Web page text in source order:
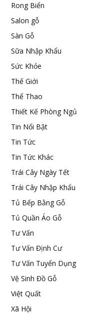
Rong Biển
Salon gỗ
Sàn Gỗ
Sữa Nhập Khẩu
Sức Khỏe
Thế Giới
Thể Thao
Thiết Kế Phòng Ngủ
Tin Nổi Bật
Tin Tức
Tin Tức Khác
Trái Cây Ngày Tết
Trái Cây Nhập Khẩu
Tủ Bếp Bằng Gỗ
Tủ Quần Áo Gỗ
Tư Vấn
Tư Vấn Định Cư
Tư Vấn Tuyển Dụng
Vệ Sinh Đồ Gỗ
Việt Quất
Xã Hội